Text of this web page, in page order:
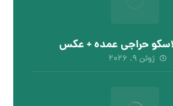
حراجی عمده + عکس
ژوئن ۹, ۲۰۲۶